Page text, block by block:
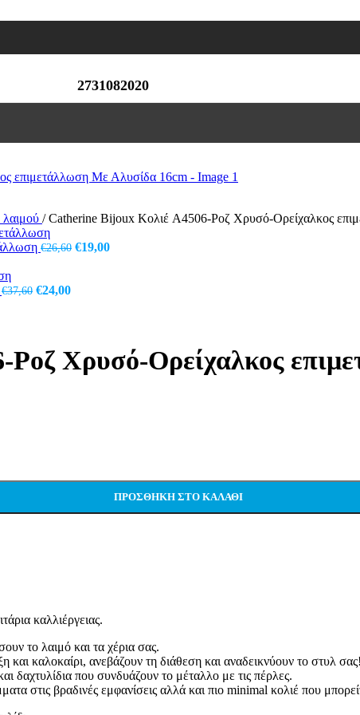
2731082020
/ Catherine Bijoux Κολιέ A4506-Ροζ Χρυσό-Ορείχαλκος
€26,60 Original
€19,00Η
€37,60 Original
€24,00Η
Χρυσό-Ορείχαλκος
ΠΡΟΣΘΉΚΗ ΣΤΟ ΚΑΛΆΘΙ
καλλιέργειας.
το λαιμό και τα χέρια σας.
και καλοκαίρι, ανεβάζουν τη διάθεση και αναδεικνύουν το στυλ σας!
δαχτυλίδια που συνδυάζουν το μέταλλο με τις πέρλες.
στις βραδινές εμφανίσεις αλλά και πιο minimal κολιέ που